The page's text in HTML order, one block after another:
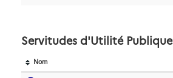
Servitudes d'Utilité Publique
Nom